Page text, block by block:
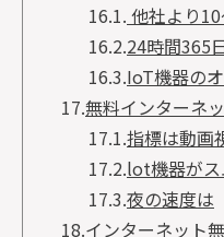
16.1. 他社より
16.2.24時間365
16.3.IoT機器の
17.無料インターネ
17.1.指標は動画
17.2.lot機器がス
17.3.夜の速度は
18.インターネット